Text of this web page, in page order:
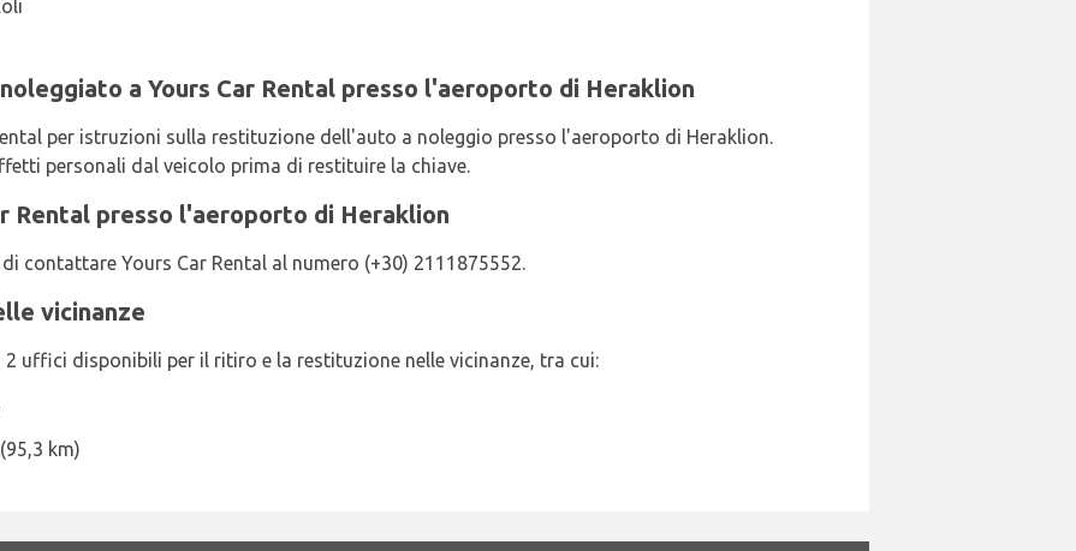
a Yours Car Rental presso l'aeroporto di Heraklion
per istruzioni sulla restituzione dell'auto a noleggio presso l'aeroporto di Heraklion.
personali dal veicolo prima di restituire la chiave.
Rental presso l'aeroporto di Heraklion
contattare Yours Car Rental al numero (+30) 2111875552.
vicinanze
2 uffici disponibili per il ritiro e la restituzione nelle vicinanze, tra cui:
km)